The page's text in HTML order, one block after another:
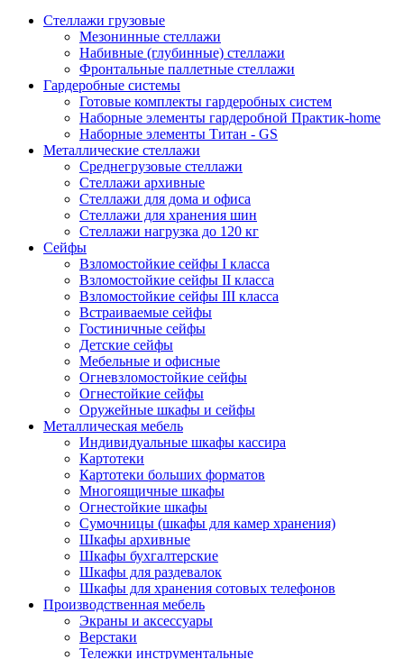
Стеллажи грузовые
Мезонинные стеллажи
Набивные (глубинные) стеллажи
Фронтальные паллетные стеллажи
Гардеробные системы
Готовые комплекты гардеробных систем
Наборные элементы гардеробной Практик-home
Наборные элементы Титан - GS
Металлические стеллажи
Среднегрузовые стеллажи
Стеллажи архивные
Стеллажи для дома и офиса
Стеллажи для хранения шин
Стеллажи нагрузка до 120 кг
Сейфы
Взломостойкие сейфы I класса
Взломостойкие сейфы II класса
Взломостойкие сейфы III класса
Встраиваемые сейфы
Гостиничные сейфы
Детские сейфы
Мебельные и офисные
Огневзломостойкие сейфы
Огнестойкие сейфы
Оружейные шкафы и сейфы
Металлическая мебель
Индивидуальные шкафы кассира
Картотеки
Картотеки больших форматов
Многоящичные шкафы
Огнестойкие шкафы
Сумочницы (шкафы для камер хранения)
Шкафы архивные
Шкафы бухгалтерские
Шкафы для раздевалок
Шкафы для хранения сотовых телефонов
Производственная мебель
Экраны и аксессуары
Верстаки
Тележки инструментальные